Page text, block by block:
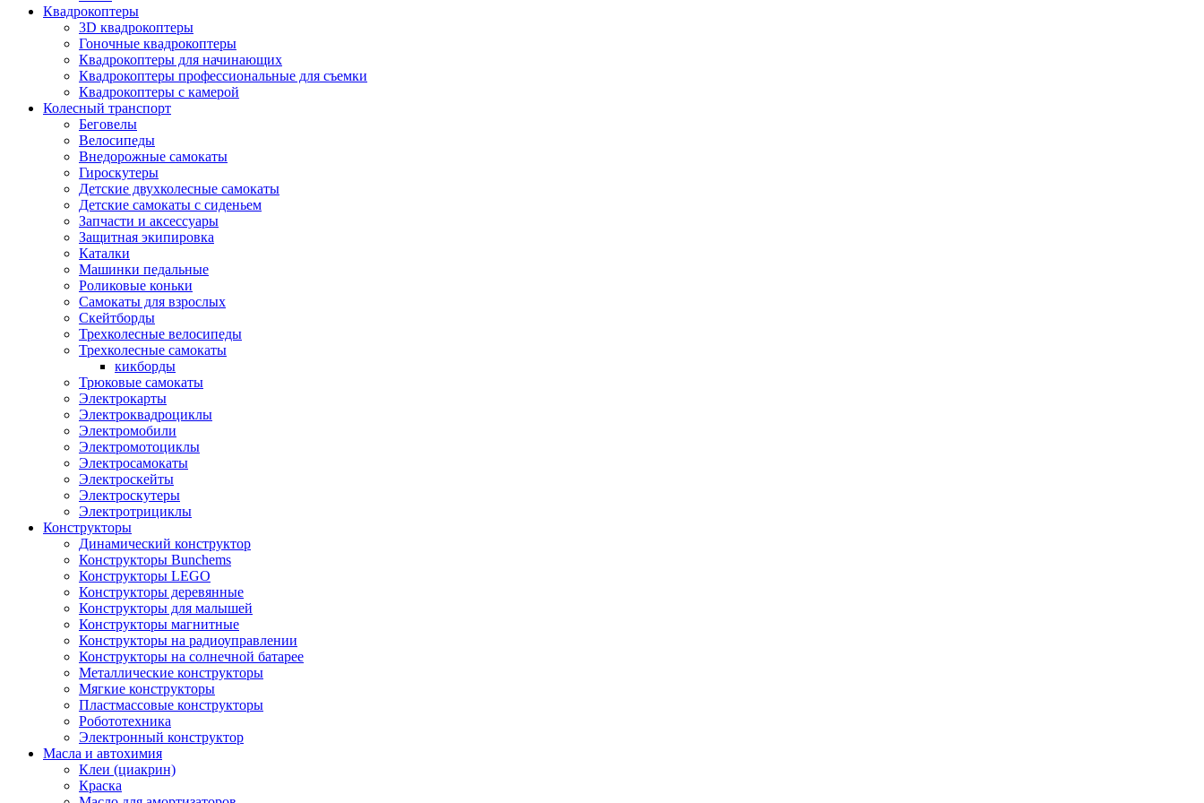
Квадрокоптеры
3D квадрокоптеры
Гоночные квадрокоптеры
Квадрокоптеры для начинающих
Квадрокоптеры профессиональные для съемки
Квадрокоптеры с камерой
Колесный транспорт
Беговелы
Велосипеды
Внедорожные самокаты
Гироскутеры
Детские двухколесные самокаты
Детские самокаты с сиденьем
Запчасти и аксессуары
Защитная экипировка
Каталки
Машинки педальные
Роликовые коньки
Самокаты для взрослых
Скейтборды
Трехколесные велосипеды
Трехколесные самокаты
кикборды
Трюковые самокаты
Электрокарты
Электроквадроциклы
Электромобили
Электромотоциклы
Электросамокаты
Электроскейты
Электроскутеры
Электротрициклы
Конструкторы
Динамический конструктор
Конструкторы Bunchems
Конструкторы LEGO
Конструкторы деревянные
Конструкторы для малышей
Конструкторы магнитные
Конструкторы на радиоуправлении
Конструкторы на солнечной батарее
Металлические конструкторы
Мягкие конструкторы
Пластмассовые конструкторы
Робототехника
Электронный конструктор
Масла и автохимия
Клеи (циакрин)
Краска